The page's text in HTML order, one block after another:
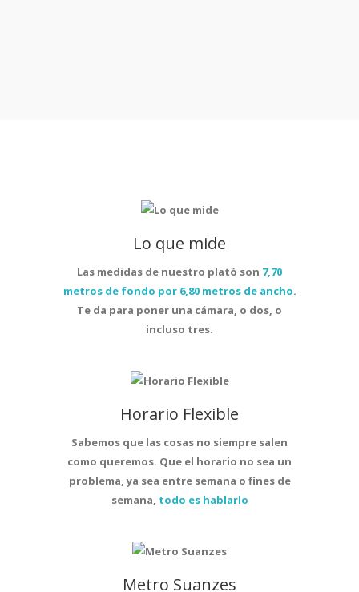
Lo que mide
Las medidas de nuestro plató son 7,70
metros de fondo por 6,80 metros de ancho.
Te da para poner una cámara, o dos, o
incluso tres.
Horario Flexible
Sabemos que las cosas no siempre salen
como queremos. Que el horario no sea un
problema, ya sea entre semana o fines de
semana, todo es hablarlo
Metro Suanzes